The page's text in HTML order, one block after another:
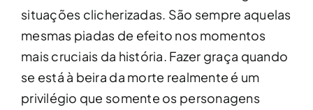
situações clicherizadas. São sempre aquelas
mesmas piadas de efeito nos momentos
mais cruciais da história. Fazer graça quando
se está à beira da morte realmente é um
privilégio que somente os personagens